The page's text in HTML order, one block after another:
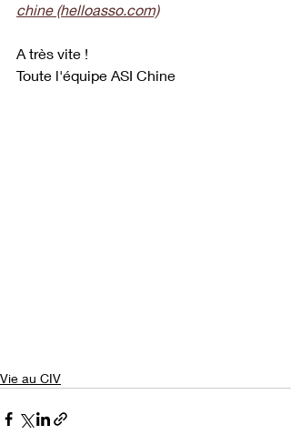
chine (helloasso.com)
A très vite !
Toute l'équipe ASI Chine
Vie au CIV